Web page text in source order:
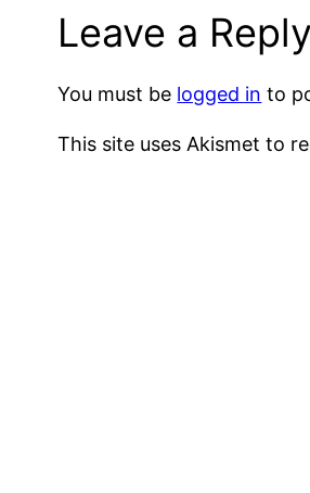
Leave a Reply
You must be logged in to
This site uses Akismet to